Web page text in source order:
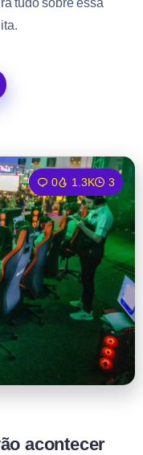
0 1.3K 3
acontecer